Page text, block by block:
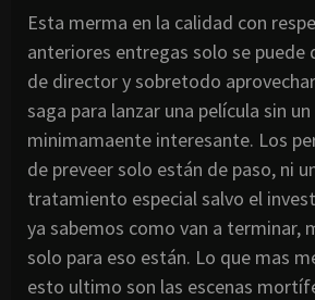
Esta merma en la calidad con
anteriores entregas solo se puede
de director y sobretodo
saga para lanzar una película sin
minimamaente interesante. Los
de preveer solo están de paso, ni
tratamiento especial salvo el
ya sabemos como van a terminar,
solo para eso están. Lo que mas
esto ultimo son las escenas